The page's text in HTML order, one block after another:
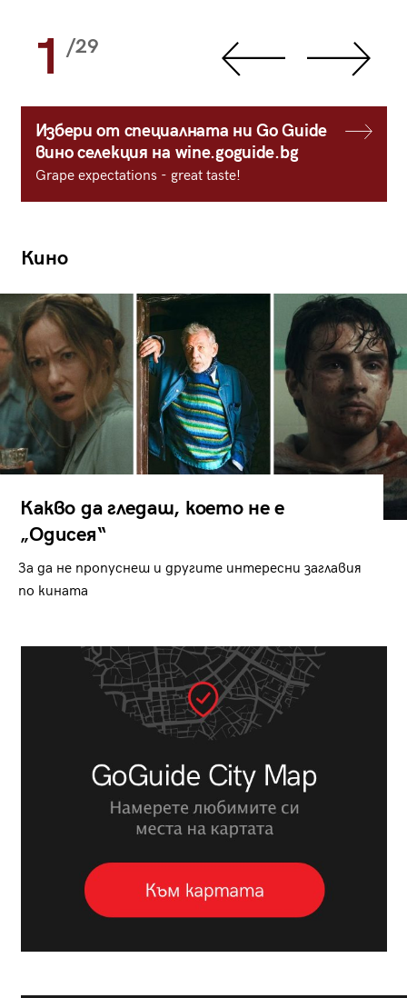
1 /29
Избери от специалната ни Go Guide
вино селекция на wine.goguide.bg
Grape expectations - great taste!
Кино
Какво да гледаш, което не е
„Одисея“
За да не пропуснеш и другите интересни заглавия
по кината